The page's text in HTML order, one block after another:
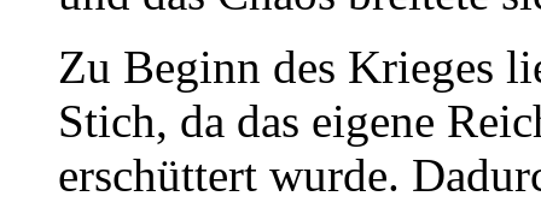
Zu Beginn des Krieges
Stich, da das eigene
erschüttert wurde.